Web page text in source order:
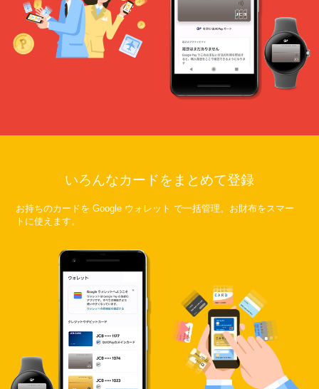
いろんなカードをまとめて登録
お持ちのカードを Google ウォレット で一括管理。お財布をスマー
トに使えます。